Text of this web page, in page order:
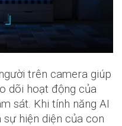
trên camera giúp
dõi hoạt động của
sát. Khi tính năng AI
hiện diện của con